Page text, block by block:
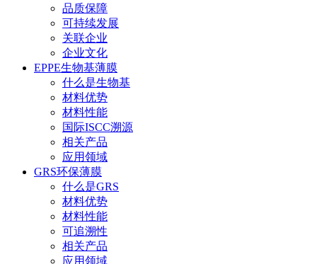
品质保障
可持续发展
关联企业
企业文化
EPPE生物基薄膜
什么是生物基
材料优势
材料性能
国际ISCC溯源
相关产品
应用领域
GRS环保薄膜
什么是GRS
材料优势
材料性能
可追溯性
相关产品
应用领域